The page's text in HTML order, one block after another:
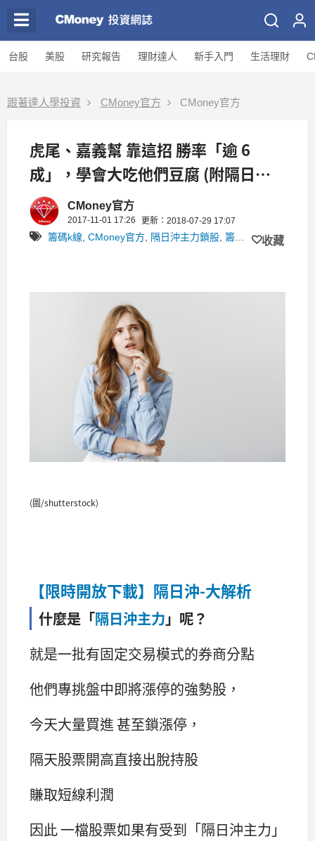
台股 美股 研究報告 理財達人 新手入門 生活理財
跟著達人學投資 CMoney官方 CMoney官方
虎尾、嘉義幫 靠這招 勝率「逾 6
成」，學會大吃他們豆腐 (附隔日沖
電子書下載)CMoney官方
2017-11-01 17:26 更新：2018-07-29 17:07
籌碼k線 CMoney官方 隔日沖主力鎖股 籌碼K線APP ,
收藏
(圖/shutterstock)
【限時開放下載】隔日沖-大解析
什麼是「隔日沖主力」呢？
就是一批有固定交易模式的券商分點
他們專挑盤中即將漲停的強勢股，
今天大量買進 甚至鎖漲停，
隔天股票開高直接出脫持股
賺取短線利潤
因此 一檔股票如果有受到「隔日沖主力」